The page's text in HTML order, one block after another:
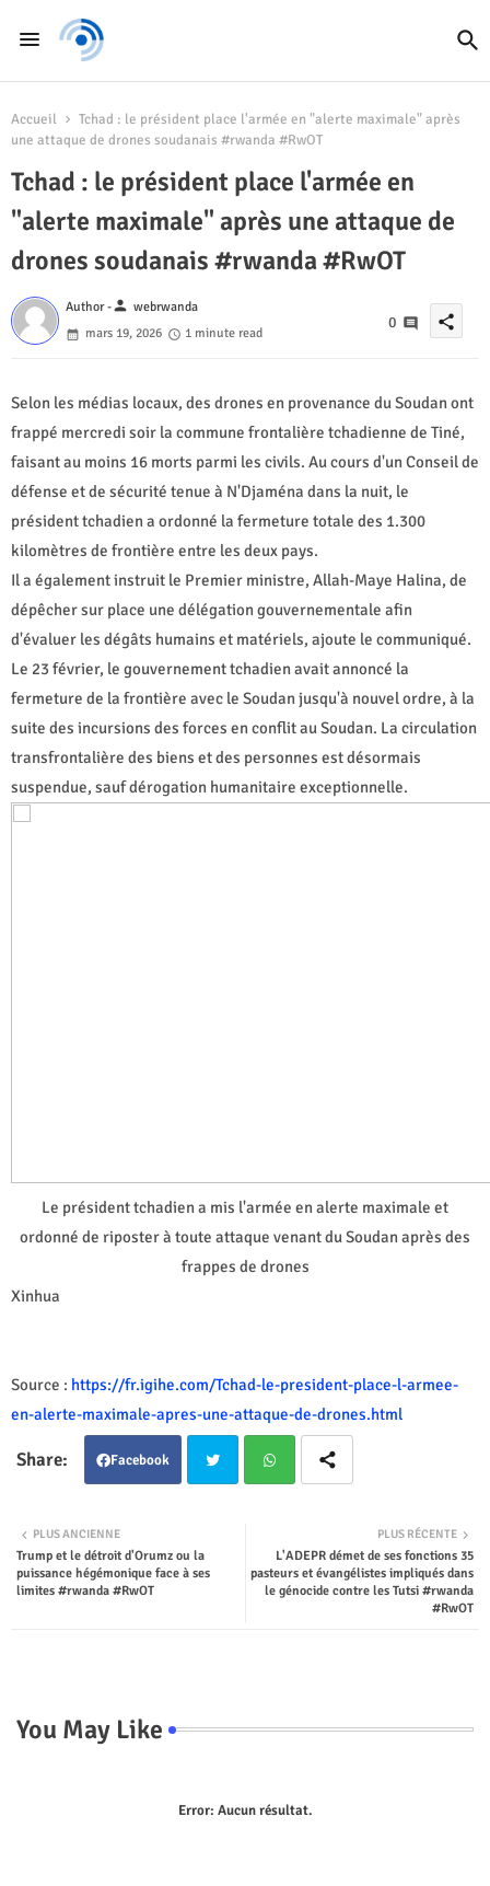
Accueil
Tchad : le président place l'armée en "alerte maximale" après
une attaque de drones soudanais #rwanda #RwOT
Tchad : le président place l'armée en
"alerte maximale" après une attaque de
drones soudanais #rwanda #RwOT
Author -person webrwanda
mars 19, 2026
1 minute read
0 share
Selon les médias locaux, des drones en provenance du Soudan ont
frappé mercredi soir la commune frontalière tchadienne de Tiné,
faisant au moins 16 morts parmi les civils. Au cours d'un Conseil de
défense et de sécurité tenue à N'Djaména dans la nuit, le
président tchadien a ordonné la fermeture totale des 1.300
kilomètres de frontière entre les deux pays.
Il a également instruit le Premier ministre, Allah-Maye Halina, de
dépêcher sur place une délégation gouvernementale afin
d'évaluer les dégâts humains et matériels, ajoute le communiqué.
Le 23 février, le gouvernement tchadien avait annoncé la
fermeture de la frontière avec le Soudan jusqu'à nouvel ordre, à la
suite des incursions des forces en conflit au Soudan. La circulation
transfrontalière des biens et des personnes est désormais
suspendue, sauf dérogation humanitaire exceptionnelle.
Le président tchadien a mis l'armée en alerte maximale et
ordonné de riposter à toute attaque venant du Soudan après des
frappes de drones
Xinhua
Source : https://fr.igihe.com/Tchad-le-president-place-l-armee-
en-alerte-maximale-apres-une-attaque-de-drones.html
Facebook
ter tsap
PLUS RÉCENTE
L'ADEPR démet de ses fonctions 35
pasteurs et évangélistes impliqués dans
le génocide contre les Tutsi #rwanda
#RwOT
PLUS ANCIENNE
Trump et le détroit d'Orumz ou la
puissance hégémonique face à ses
limites #rwanda #RwOT
You May Like
Error: Aucun résultat.